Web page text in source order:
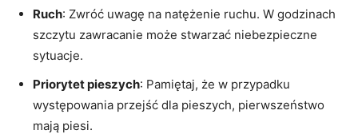
Ruch: Zwróć uwagę na natężenie ruchu. W godzinach
szczytu zawracanie może stwarzać niebezpieczne
sytuacje.
Priorytet pieszych: Pamiętaj, że w przypadku
występowania przejść dla pieszych, pierwszeństwo
mają piesi.